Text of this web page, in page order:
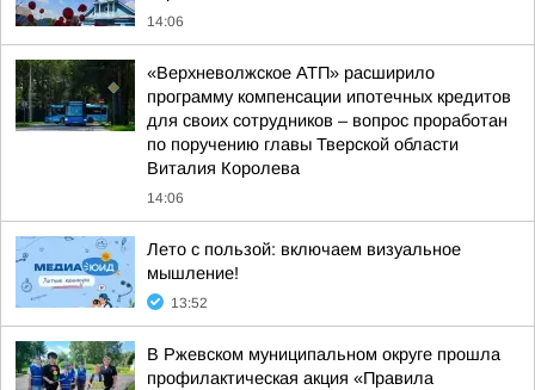
14:06
«Верхневолжское АТП» расширило
программу компенсации ипотечных кредитов
для своих сотрудников – вопрос проработан
по поручению главы Тверской области
Виталия Королева
14:06
Лето с пользой: включаем визуальное
мышление!
13:52
В Ржевском муниципальном округе прошла
профилактическая акция «Правила